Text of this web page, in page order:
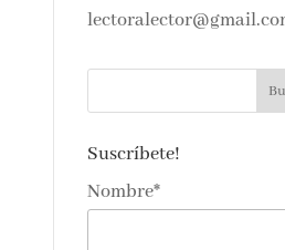
lectoralector@gmail.com
Suscríbete!
Nombre*